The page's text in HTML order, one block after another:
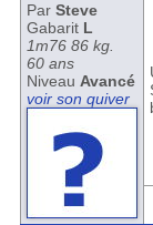
Par Steve
Gabarit L
1m76 86 kg.
60 ans
Niveau Avancé
voir son quiver